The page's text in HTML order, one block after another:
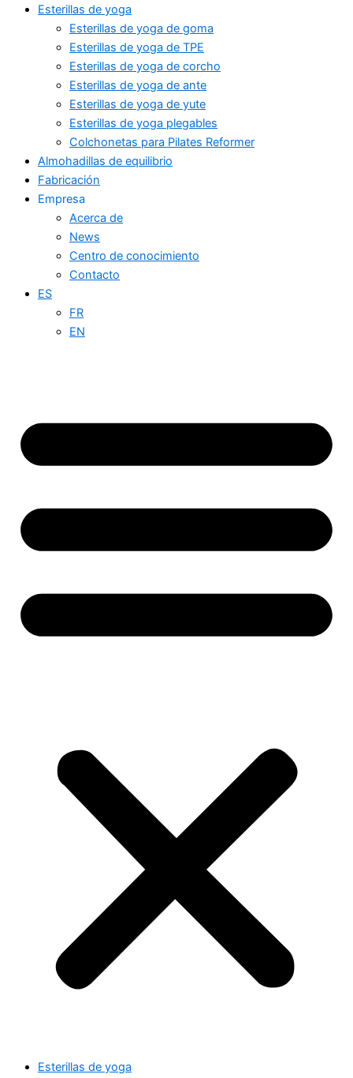
Esterillas de yoga
Esterillas de yoga de goma
Esterillas de yoga de TPE
Esterillas de yoga de corcho
Esterillas de yoga de ante
Esterillas de yoga de yute
Esterillas de yoga plegables
Colchonetas para Pilates Reformer
Almohadillas de equilibrio
Fabricación
Empresa
Acerca de
News
Centro de conocimiento
Contacto
ES
FR
EN
Esterillas de yoga